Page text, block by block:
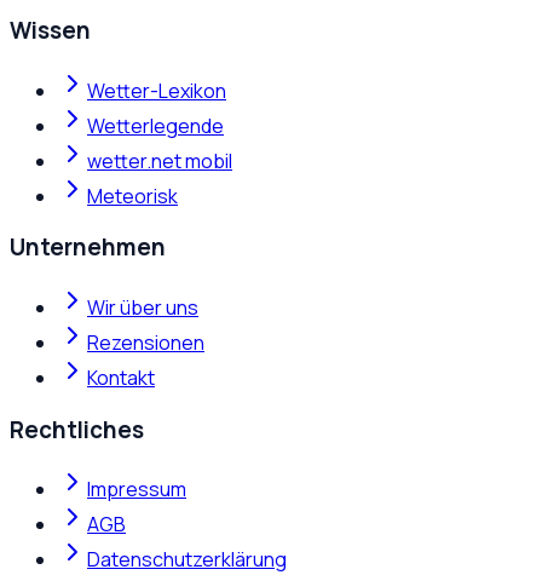
Wissen
Wetter-Lexikon
Wetterlegende
wetter.net mobil
Meteorisk
Unternehmen
Wir über uns
Rezensionen
Kontakt
Rechtliches
Impressum
AGB
Datenschutzerklärung